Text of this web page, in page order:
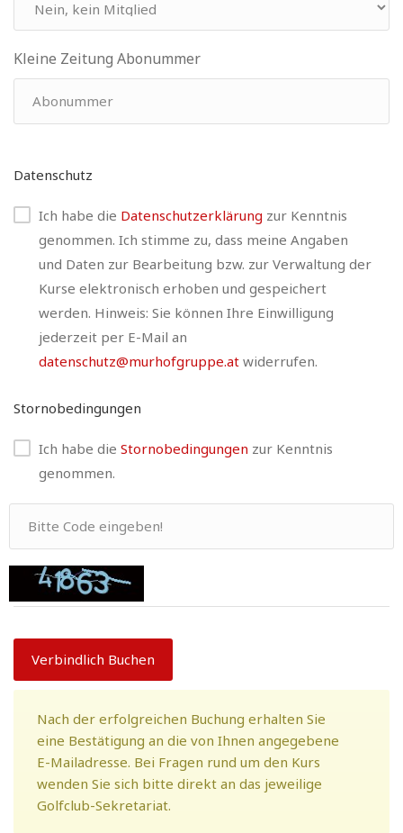
Kleine Zeitung Abonummer
Datenschutz
Ich habe die Datenschutzerklärung zur Kenntnis
genommen. Ich stimme zu, dass meine Angaben
und Daten zur Bearbeitung bzw. zur Verwaltung der
Kurse elektronisch erhoben und gespeichert
werden. Hinweis: Sie können Ihre Einwilligung
jederzeit per E-Mail an
datenschutz@murhofgruppe.at widerrufen.
Stornobedingungen
Ich habe die Stornobedingungen zur Kenntnis
genommen.
Verbindlich Buchen
Nach der erfolgreichen Buchung erhalten Sie
eine Bestätigung an die von Ihnen angegebene
E-Mailadresse. Bei Fragen rund um den Kurs
wenden Sie sich bitte direkt an das jeweilige
Golfclub-Sekretariat.